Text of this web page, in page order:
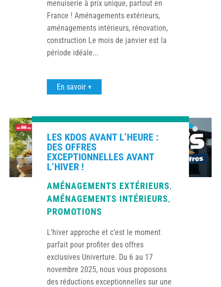
menuiserie à prix unique, partout en
France ! Aménagements extérieurs,
aménagements intérieurs, rénovation,
construction Le mois de janvier est la
période idéale...
En savoir +
LES KDOS AVANT L’HEURE :
DES OFFRES
EXCEPTIONNELLES AVANT
L’HIVER !
AMÉNAGEMENTS EXTÉRIEURS,
AMÉNAGEMENTS INTÉRIEURS,
PROMOTIONS
L’hiver approche et c’est le moment
parfait pour profiter des offres
exclusives Univerture. Du 6 au 17
novembre 2025, nous vous proposons
des réductions exceptionnelles sur une